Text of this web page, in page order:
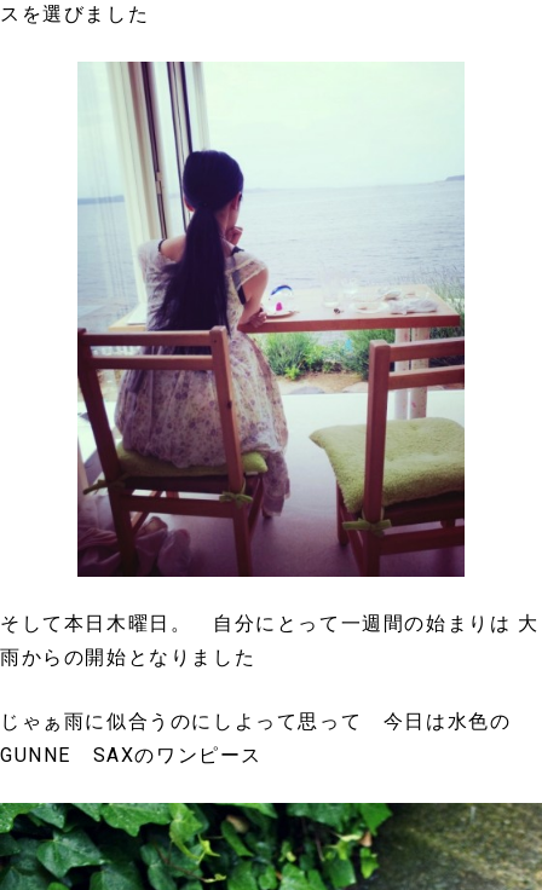
スを選びました
そして本日木曜日。 自分にとって一週間の始まりは 大
雨からの開始となりました
じゃぁ雨に似合うのにしよって思って 今日は水色の
GUNNE SAXのワンピース